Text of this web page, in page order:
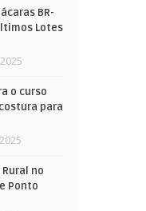
BR-
Lotes
o curso
para
no
Ponto